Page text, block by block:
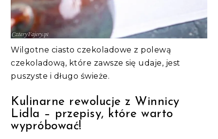
Wilgotne ciasto czekoladowe z polewą
czekoladową, które zawsze się udaje, jest
puszyste i długo świeże.
Kulinarne rewolucje z Winnicy
Lidla – przepisy, które warto
wypróbować!